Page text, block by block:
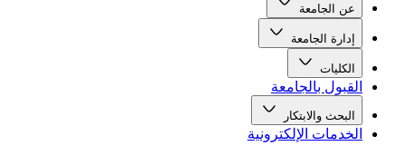
الجامعة
الجامعة
بالجامعة
والابتكار
الإلكترونية